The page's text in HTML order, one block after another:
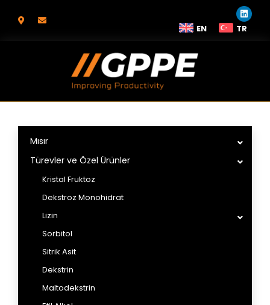
EN TR
Mısır
Türevler ve Özel Ürünler
Kristal Fruktoz
Dekstroz Monohidrat
Lizin
Sorbitol
Sitrik Asit
Dekstrin
Maltodekstrin